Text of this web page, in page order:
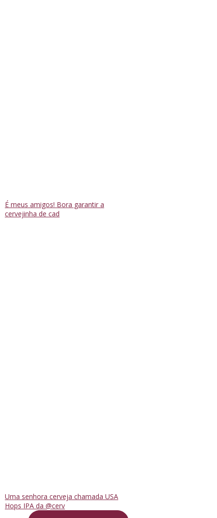
É meus amigos! Bora garantir a
cervejinha de cad
Uma senhora cerveja chamada USA
Hops IPA da @cerv